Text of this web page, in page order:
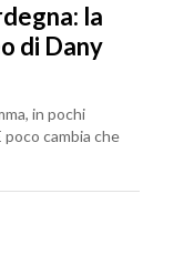
la
di Dany
in pochi
poco cambia che